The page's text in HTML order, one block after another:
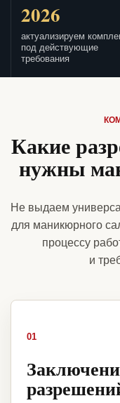
2026
актуализируем
под действующие
требования
Какие
нужны
Не выдаем
для маникюрного
процессу
и
01